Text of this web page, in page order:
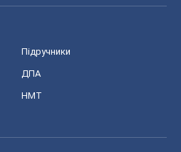
Підручники
ДПА
НМТ